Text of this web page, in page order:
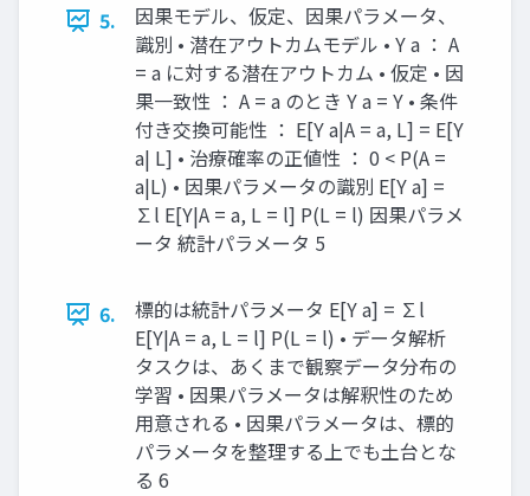
5.
因果モデル、仮定、因果パラメータ、
識別 • 潜在アウトカムモデル • Y a ： A
= a に対する潜在アウトカム • 仮定 • 因
果一致性 ： A = a のとき Y a = Y • 条件
付き交換可能性 ： E[Y a|A = a, L] = E[Y
a| L] • 治療確率の正値性 ： 0 < P(A =
a|L) • 因果パラメータの識別 E[Y a] =
∑l E[Y|A = a, L = l] P(L = l) 因果パラメ
ータ 統計パラメータ 5
6.
標的は統計パラメータ E[Y a] = ∑l
E[Y|A = a, L = l] P(L = l) • データ解析
タスクは、あくまで観察データ分布の
学習 • 因果パラメータは解釈性のため
用意される • 因果パラメータは、標的
パラメータを整理する上でも土台とな
る 6